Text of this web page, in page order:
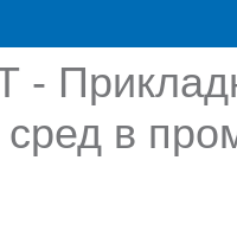
сред в